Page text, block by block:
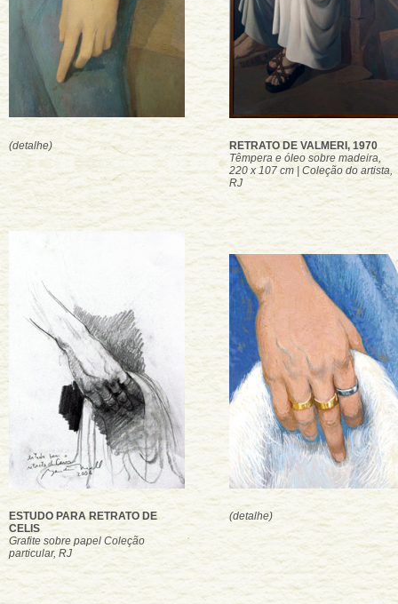
(detalhe)
RETRATO DE VALMERI, 1970
Têmpera e óleo sobre madeira,
220 x 107 cm | Coleção do artista,
RJ
ESTUDO PARA RETRATO DE
CELIS
Grafite sobre papel Coleção
particular, RJ
(detalhe)